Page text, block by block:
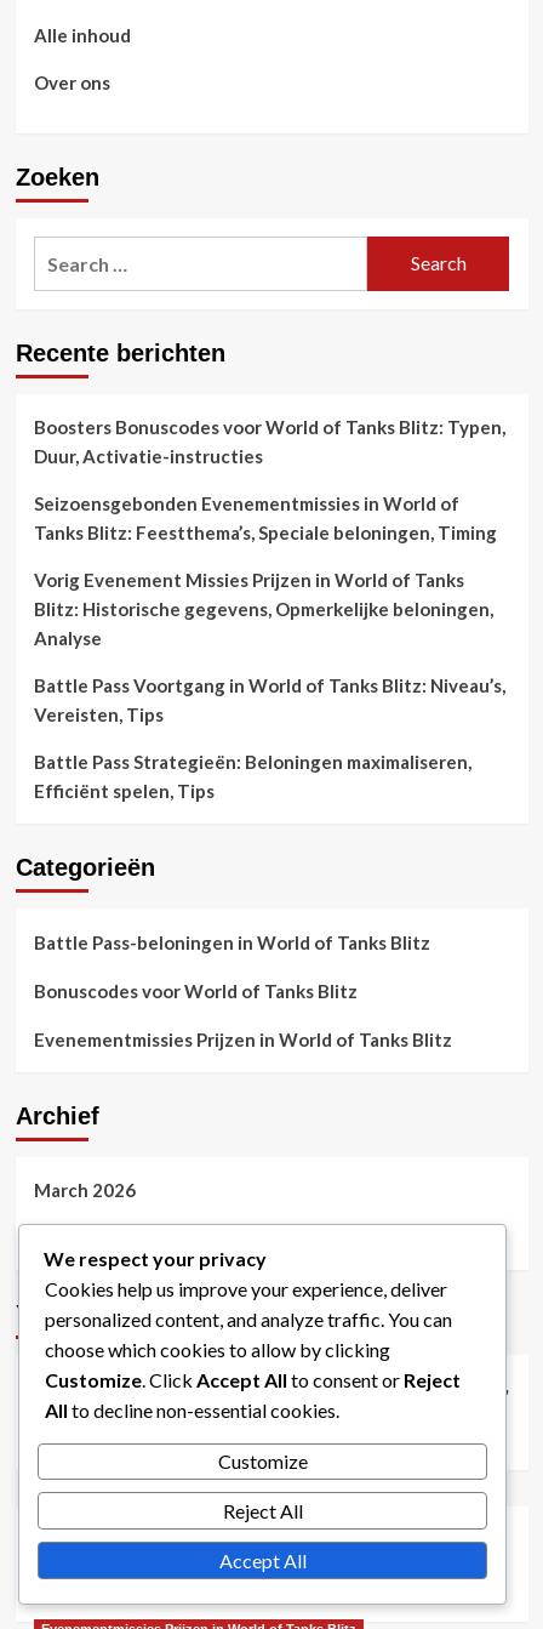
Alle inhoud
Over ons
Zoeken
Recente berichten
Boosters Bonuscodes voor World of Tanks Blitz: Typen,
Duur, Activatie-instructies
Seizoensgebonden Evenementmissies in World of
Tanks Blitz: Feestthema’s, Speciale beloningen, Timing
Vorig Evenement Missies Prijzen in World of Tanks
Blitz: Historische gegevens, Opmerkelijke beloningen,
Analyse
Battle Pass Voortgang in World of Tanks Blitz: Niveau’s,
Vereisten, Tips
Battle Pass Strategieën: Beloningen maximaliseren,
Efficiënt spelen, Tips
Categorieën
Battle Pass-beloningen in World of Tanks Blitz
Bonuscodes voor World of Tanks Blitz
Evenementmissies Prijzen in World of Tanks Blitz
Archief
March 2026
You may have missed
Bonuscodes voor World of Tanks Blitz
Boosters Bonuscodes voor World of Tanks Blitz: Typen,
Duur, Activatie-instructies
Jordan Blake 11/03/2026 0
Evenementmissies Prijzen in World of Tanks Blitz
Seizoensgebonden Evenementmissies in World of
Tanks Blitz: Feestthema’s, Speciale beloningen, Timing
We respect your privacy
Cookies help us improve your experience, deliver
personalized content, and analyze traffic. You can
choose which cookies to allow by clicking
Customize . Click Accept All to consent or Reject
All to decline non-essential cookies.
Customize
Reject All
Accept All